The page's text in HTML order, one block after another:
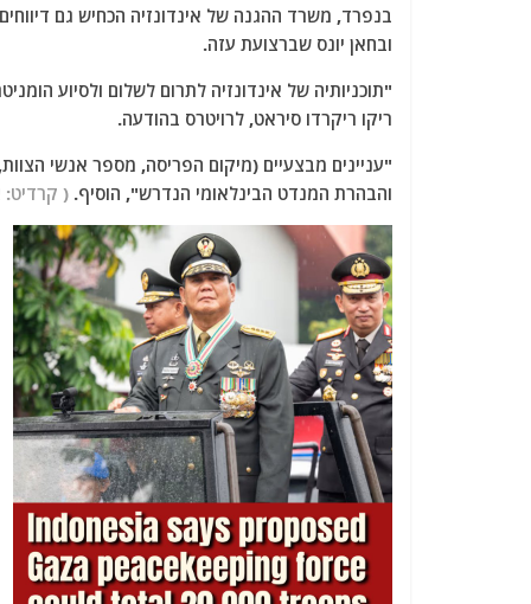
בנפרד, משרד ההגנה של אינדונזיה הכחיש גם
ובחאן יונס שברצועת עזה.
"תוכניותיה של אינדונזיה לתרום לשלום ולסיוע
ריקו ריקרדו סיראט, לרויטרס בהודעה.
"עניינים מבצעיים (מיקום הפריסה, מספר אנשי
והבהרת המנדט הבינלאומי הנדרש", הוסיף. (